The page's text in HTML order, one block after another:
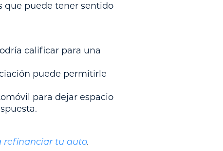
que puede tener sentido
calificar para una
puede permitirle
para dejar espacio
refinanciar tu auto.